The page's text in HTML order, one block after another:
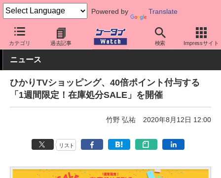
Powered by Translate
カテゴリ 過去記事 検索 Impressサイト
ケータイ Watch 周辺機器/アクセサリー その他
ニュース
ひかりTVショッピング、40倍ポイント付与する
「1週間限定！在庫処分SALE」を開催
竹野 弘祐 2020年8月12日 12:00
リスト